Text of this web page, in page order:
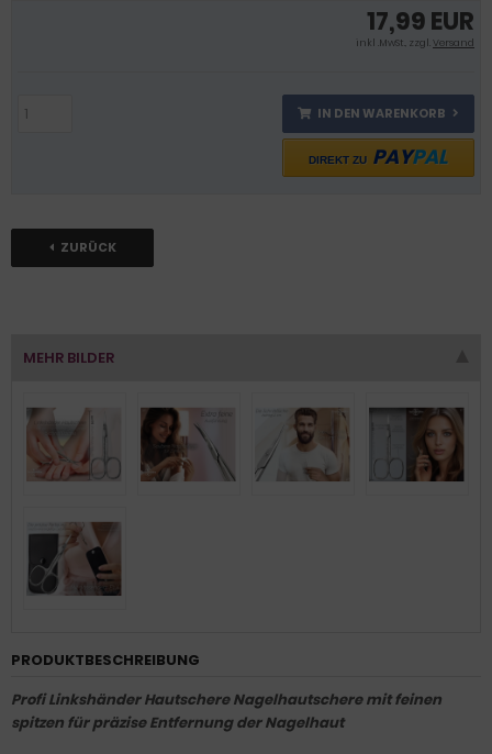
17,99 EUR
inkl .MwSt., zzgl.Versand
IN DEN WARENKORB
DIREKT ZU PAYPAL
ZURÜCK
MEHR BILDER
PRODUKTBESCHREIBUNG
Profi Linkshänder Hautschere Nagelhautschere mit feinen
spitzen für präzise Entfernung der Nagelhaut